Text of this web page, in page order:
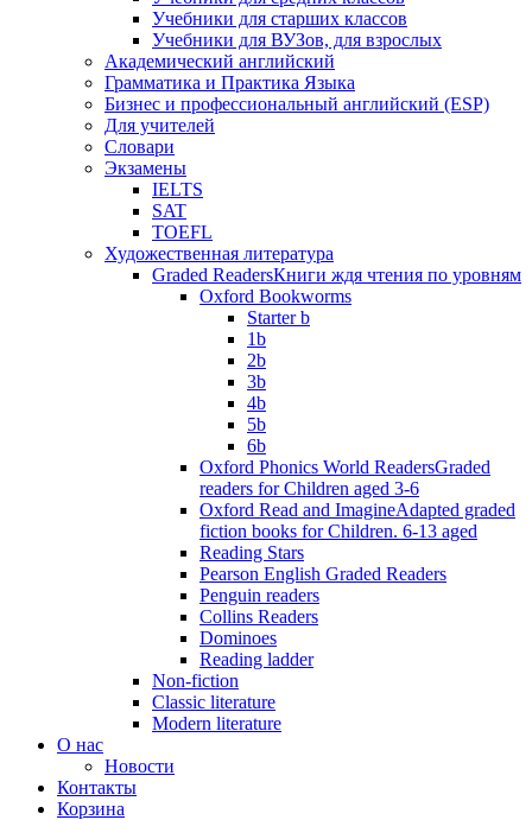
Учебники для старших классов
Учебники для ВУЗов, для взрослых
Академический английский
Грамматика и Практика Языка
Бизнес и профессиональный английский (ESP)
Для учителей
Словари
Экзамены
IELTS
SAT
TOEFL
Художественная литература
Graded ReadersКниги ждя чтения по уровням
Oxford Bookworms
Starter b
1b
2b
3b
4b
5b
6b
Oxford Phonics World ReadersGraded
readers for Children aged 3-6
Oxford Read and ImagineAdapted graded
fiction books for Children. 6-13 aged
Reading Stars
Pearson English Graded Readers
Penguin readers
Collins Readers
Dominoes
Reading ladder
Non-fiction
Classic literature
Modern literature
О нас
Новости
Контакты
Корзина